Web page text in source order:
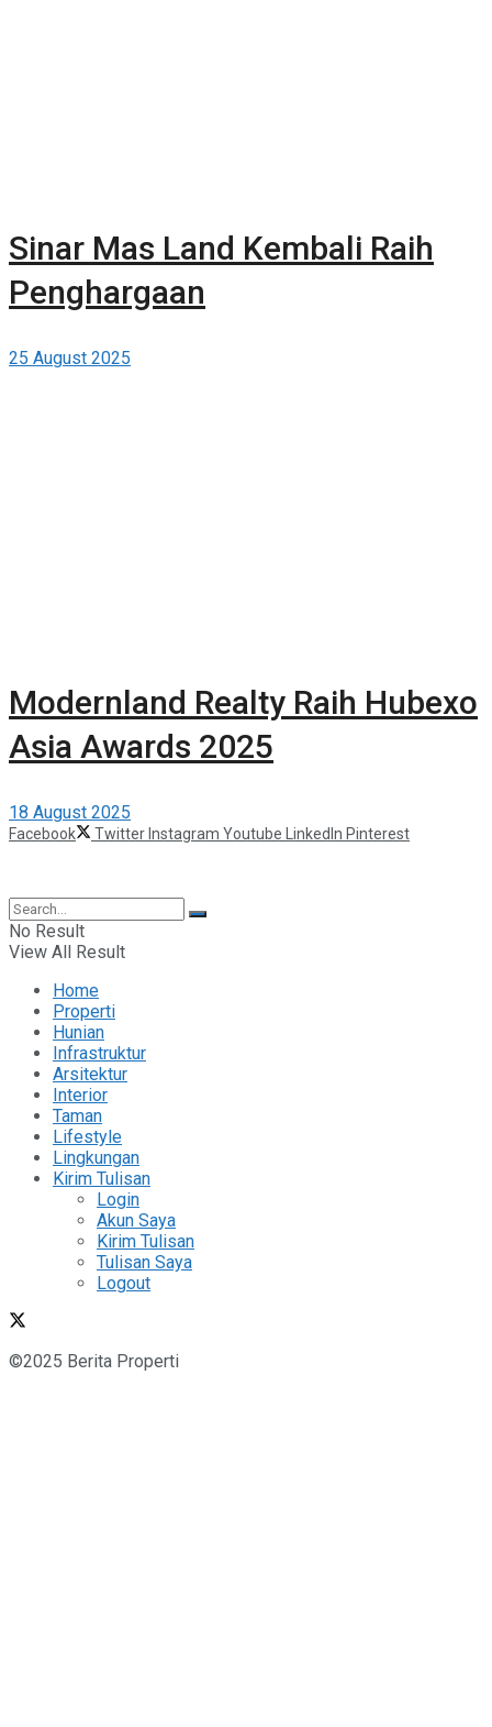
Sinar Mas Land Kembali Raih
Penghargaan
25 August 2025
Modernland Realty Raih Hubexo
Asia Awards 2025
18 August 2025
Facebook Twitter Instagram Youtube LinkedIn Pinterest
No Result
View All Result
Home
Properti
Hunian
Infrastruktur
Arsitektur
Interior
Taman
Lifestyle
Lingkungan
Kirim Tulisan
Login
Akun Saya
Kirim Tulisan
Tulisan Saya
Logout
©2025 Berita Properti